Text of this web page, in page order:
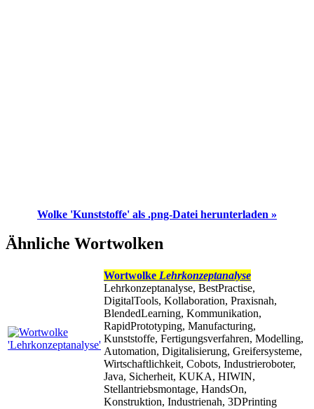
Wolke 'Kunststoffe' als .png-Datei herunterladen »
Ähnliche Wortwolken
Wortwolke Lehrkonzeptanalyse
Lehrkonzeptanalyse, BestPractise,
DigitalTools, Kollaboration, Praxisnah,
BlendedLearning, Kommunikation,
RapidPrototyping, Manufacturing,
Kunststoffe, Fertigungsverfahren, Modelling,
Automation, Digitalisierung, Greifersysteme,
Wirtschaftlichkeit, Cobots, Industrieroboter,
Java, Sicherheit, KUKA, HIWIN,
Stellantriebsmontage, HandsOn,
Konstruktion, Industrienah, 3DPrinting